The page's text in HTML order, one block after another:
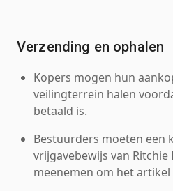
Verzending en ophalen
Kopers mogen hun
veilingterrein halen
betaald is.
Bestuurders moeten een
vrijgavebewijs van Ritchie
meenemen om het artikel